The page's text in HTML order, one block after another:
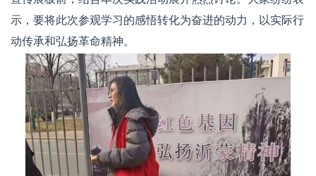
示，要将此次参观学习的感悟转化为奋进的动力，以实际行
动传承和弘扬革命精神。